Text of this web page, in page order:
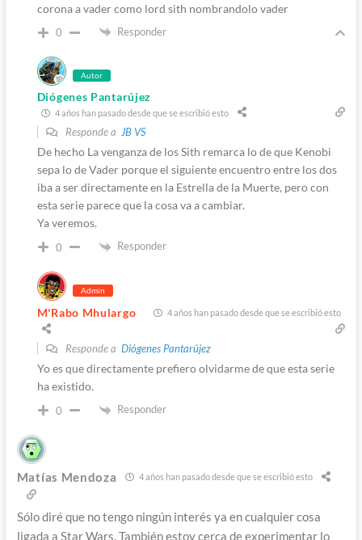
corona a vader como lord sith nombrandolo vader
0 Responder
Autor
Diógenes Pantarújez
4 años han pasado desde que se escribió esto
Responde a JB VS
De hecho La venganza de los Sith remarca lo de que Kenobi
sepa lo de Vader porque el siguiente encuentro entre los dos
iba a ser directamente en la Estrella de la Muerte, pero con
esta serie parece que la cosa va a cambiar.
Ya veremos.
0 Responder
Admin
M'Rabo Mhulargo 4 años han pasado desde que se escribió esto
Responde a Diógenes Pantarújez
Yo es que directamente prefiero olvidarme de que esta serie
ha existido.
0 Responder
Matías Mendoza 4 años han pasado desde que se escribió esto
Sólo diré que no tengo ningún interés ya en cualquier cosa
ligada a Star Wars. También estoy cerca de experimentar lo